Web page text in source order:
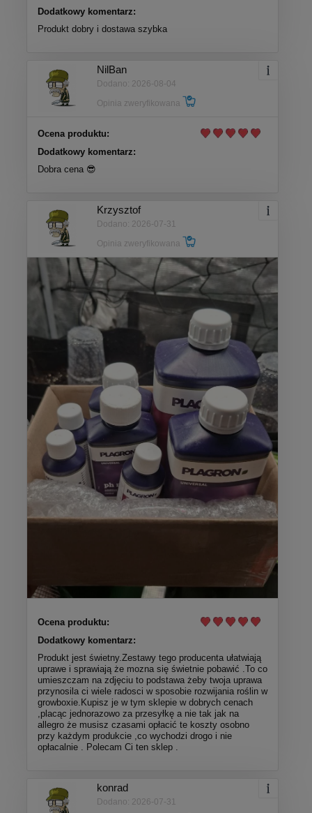
Dodatkowy komentarz:
Produkt dobry i dostawa szybka
NilBan
Dodano: 2026-08-04
Opinia zweryfikowana
Ocena produktu:
Dodatkowy komentarz:
Dobra cena 😎
Krzysztof
Dodano: 2026-07-31
Opinia zweryfikowana
Ocena produktu:
Dodatkowy komentarz:
Produkt jest świetny.Zestawy tego producenta ułatwiają
uprawe i sprawiają że mozna się świetnie pobawić .To co
umieszczam na zdjęciu to podstawa żeby twoja uprawa
przynosila ci wiele radosci w sposobie rozwijania roślin w
growboxie.Kupisz je w tym sklepie w dobrych cenach
,placąc jednorazowo za przesyłkę a nie tak jak na
allegro że musisz czasami opłacić te koszty osobno
przy każdym produkcie ,co wychodzi drogo i nie
opłacalnie . Polecam Ci ten sklep .
konrad
Dodano: 2026-07-31